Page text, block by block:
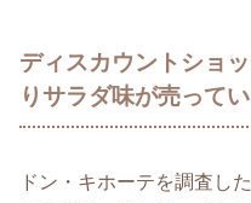
ディスカウントショ
りサラダ味が売って
ドン・キホーテを調査し